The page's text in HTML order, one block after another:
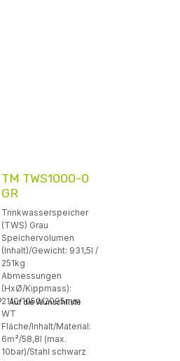
Auf die Wunschliste
TM TWS1000-0
GR
Trinkwasserspeicher
(TWS) Grau
Speichervolumen
(Inhalt)/Gewicht: 931,5l /
251kg
Abmessungen
(HxØ/Kippmass):
2110/1050/2095mm
WT
Fläche/Inhalt/Material:
6m²/58,8l (max.
10bar)/Stahl schwarz